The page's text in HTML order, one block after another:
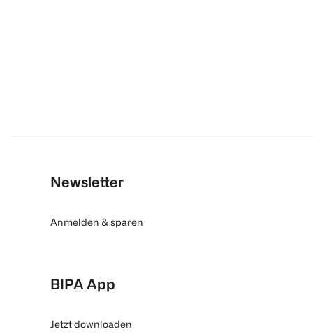
Newsletter
Anmelden & sparen
BIPA App
Jetzt downloaden